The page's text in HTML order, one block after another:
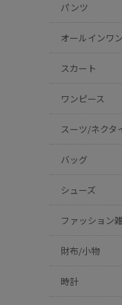
パンツ
オールインワ
スカート
ワンピース
スーツ/ネクタ
バッグ
シューズ
ファッション
財布/小物
時計